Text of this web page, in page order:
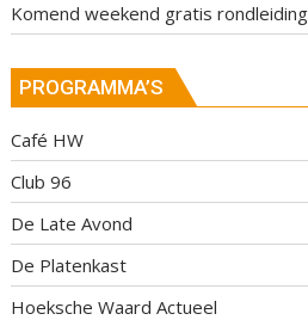
Komend weekend gratis
PROGRAMMA’S
Café HW
Club 96
De Late Avond
De Platenkast
Hoeksche Waard Actueel